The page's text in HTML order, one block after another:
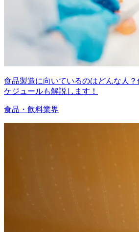
食品製造に向いているのはどんな人
ケジュールも解説します！
食品・飲料業界